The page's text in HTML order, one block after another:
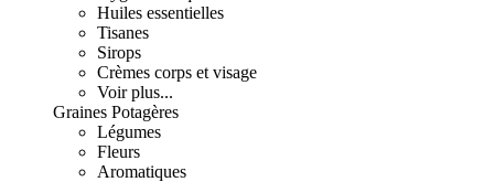
Huiles essentielles
Tisanes
Sirops
Crèmes corps et visage
Voir plus...
Graines Potagères
Légumes
Fleurs
Aromatiques